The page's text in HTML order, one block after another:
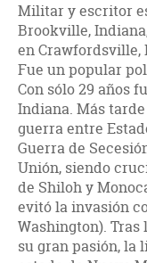
Militar y escritor
Brookville,
en Crawfordsville,
Fue un popular
Con sólo 29 años
Indiana. Más
guerra entre
Guerra de
Unión, siendo
de Shiloh y
evitó la invasión
Washington).
su gran pasión, la